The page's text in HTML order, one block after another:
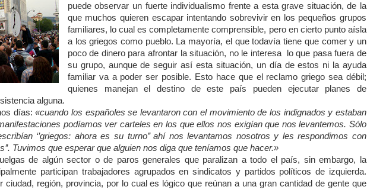
puede observar un fuerte individualismo frente a esta grave situación, de la
que muchos quieren escapar intentando sobrevivir en los pequeños grupos
familiares, lo cual es completamente comprensible, pero en cierto punto aísla
a los griegos como pueblo. La mayoría, el que todavía tiene que comer y un
poco de dinero para afrontar la situación, no le interesa lo que pasa fuera de
su grupo, aunque de seguir así esta situación, un día de estos ni la ayuda
familiar va a poder ser posible. Esto hace que el reclamo griego sea débil;
quienes manejan el destino de este país pueden ejecutar planes de
alguna.
días:«cuando los españoles se levantaron con el movimiento de los indignados y estaban
podíamos ver carteles en los que ellos nos exigían que nos levantemos. Sólo
‘’griegos: ahora es su turno’’ ahí nos levantamos nosotros y les respondimos con
Tuvimos que esperar que alguien nos diga que teníamos que hacer.»
de algún sector o de paros generales que paralizan a todo el país, sin embargo, la
participan trabajadores agrupados en sindicatos y partidos políticos de izquierda.
ciudad, región, provincia, por lo cual es lógico que reúnan a una gran cantidad de gente que